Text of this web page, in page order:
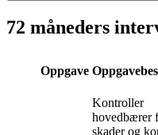
72 måneders
Oppgave
Kontroller
hovedbærer
skader og